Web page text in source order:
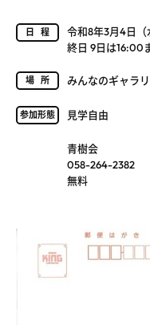
日程
令和8年3月4日
終日 9日は16:00
場所 みんなのギャラ
参加形態 見学自由
青樹会
058-264-2382
無料